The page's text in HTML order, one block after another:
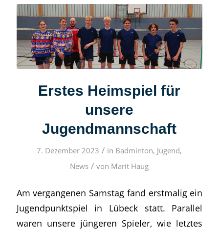
Erstes Heimspiel für
unsere
Jugendmannschaft
7. Dezember 2023 / in Badminton, Jugend,
News / von Marit Haug
Am vergangenen Samstag fand erstmalig ein
Jugendpunktspiel in Lübeck statt. Parallel
waren unsere jüngeren Spieler, wie letztes